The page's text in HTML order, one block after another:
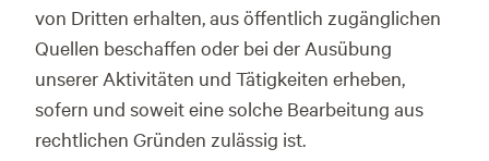
von Dritten erhalten, aus öffentlich zugänglichen
Quellen beschaffen oder bei der Ausübung
unserer Aktivitäten und Tätigkeiten erheben,
sofern und soweit eine solche Bearbeitung aus
rechtlichen Gründen zulässig ist.